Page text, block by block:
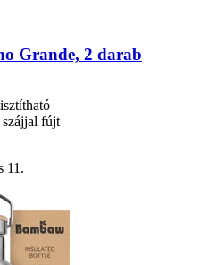
Grande, 2 darab
szájjal fújt
11.